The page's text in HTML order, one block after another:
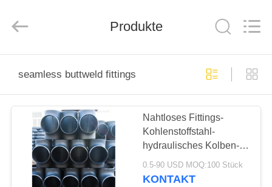
PRODUKTE
SHOW
Rights
Reserved.
Produkte
seamless buttweld fittings
Nahtloses Fittings-
Kohlenstoffstahl-
hydraulisches Kolben-
Schweißungs-T-Stück
nahtloser Buttweld
0.5-90 USD MOQ:100 Stück
KONTAKT